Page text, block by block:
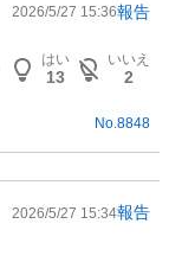
2026/5/27 15:36報告
はい
13
いいえ
2
No. 8848
2026/5/27 15:34報告